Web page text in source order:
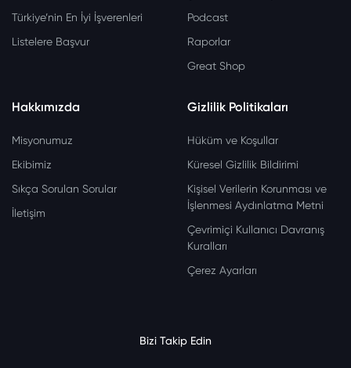
Türkiye’nin En İyi İşverenleri
Listelere Başvur
Podcast
Raporlar
Great Shop
Hakkımızda
Misyonumuz
Ekibimiz
Sıkça Sorulan Sorular
İletişim
Gizlilik Politikaları
Hüküm ve Koşullar
Küresel Gizlilik Bildirimi
Kişisel Verilerin Korunması ve
İşlenmesi Aydınlatma Metni
Çevrimiçi Kullanıcı Davranış
Kuralları
Çerez Ayarları
Bizi Takip Edin